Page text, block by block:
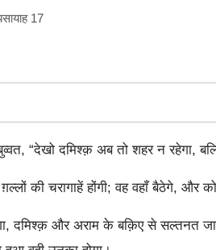
17
“देखो दमिश्क़ अब तो शहर न रहेगा,
ग़ल्लों की चरागाहें होंगी; वह वहाँ बैठेगे, और
दमिश्क़ और अराम के बक़िए से सल्तनत